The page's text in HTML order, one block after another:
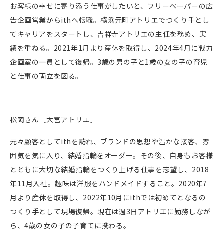
お客様の幸せに寄り添う仕事がしたいと、フリーペーパーの広
告企画営業からithへ転職。横浜元町アトリエでつくり手とし
てキャリアをスタートし、吉祥寺アトリエの主任を務め、実
績を重ねる。2021年1月より産休を取得し、2024年4月に戦力
企画室の一員として復帰。3歳の男の子と1歳の女の子の育児
と仕事の両立を図る。
松岡さん［大宮アトリエ］
元々顧客としてithを訪れ、ブランドの思想や温かな接客、雰
囲気を気に入り、 結婚指輪をオーダー。その後、自身もお客様
とともに大切な結婚指輪をつくり上げる仕事を志望し、2018
年11月入社。趣味は洋服をハンドメイドすること。2020年7
月より産休を取得し、2022年10月にithでは初めてとなるの
つくり手として現場復帰。現在は週3日アトリエに勤務しなが
ら、4歳の女の子の子育てに携わる。